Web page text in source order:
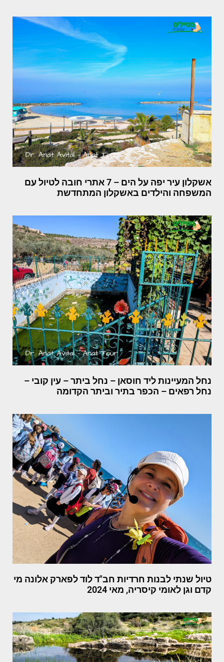
אשקלון עיר יפה על הים – 7 אתרי חובה לטיול עם
המשפחה והילדים באשקלון המתחדשת
נחל המעיינות ליד חוסאן – נחל ביתר – עין קובי –
נחל רפאים – הכפר בתיר וביתר הקדומה
טיול שנתי לבנות חרדיות חב"ד לוד לפארק אלונה מי
קדם וגן לאומי קיסריה, מאי 2024